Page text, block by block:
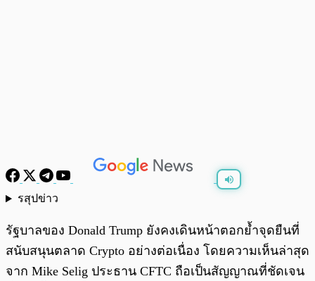
รสุปข่าว
รัฐบาลของ Donald Trump ยังคงเดินหน้าตอกย้ำจุดยืนที่
สนับสนุนตลาด Crypto อย่างต่อเนื่อง โดยความเห็นล่าสุด
จาก Mike Selig ประธาน CFTC ถือเป็นสัญญาณที่ชัดเจน